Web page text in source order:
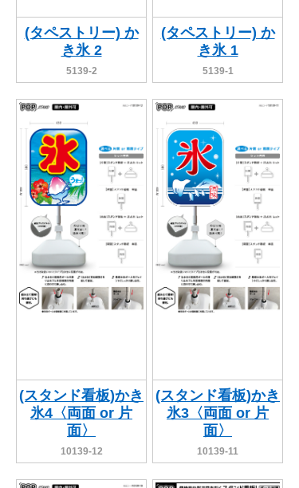
(タペストリー) か
き氷 2
5139-2
(タペストリー) か
き氷 1
5139-1
(スタンド看板)かき
氷4〈両面 or 片
面〉
10139-12
(スタンド看板)かき
氷3〈両面 or 片
面〉
10139-11